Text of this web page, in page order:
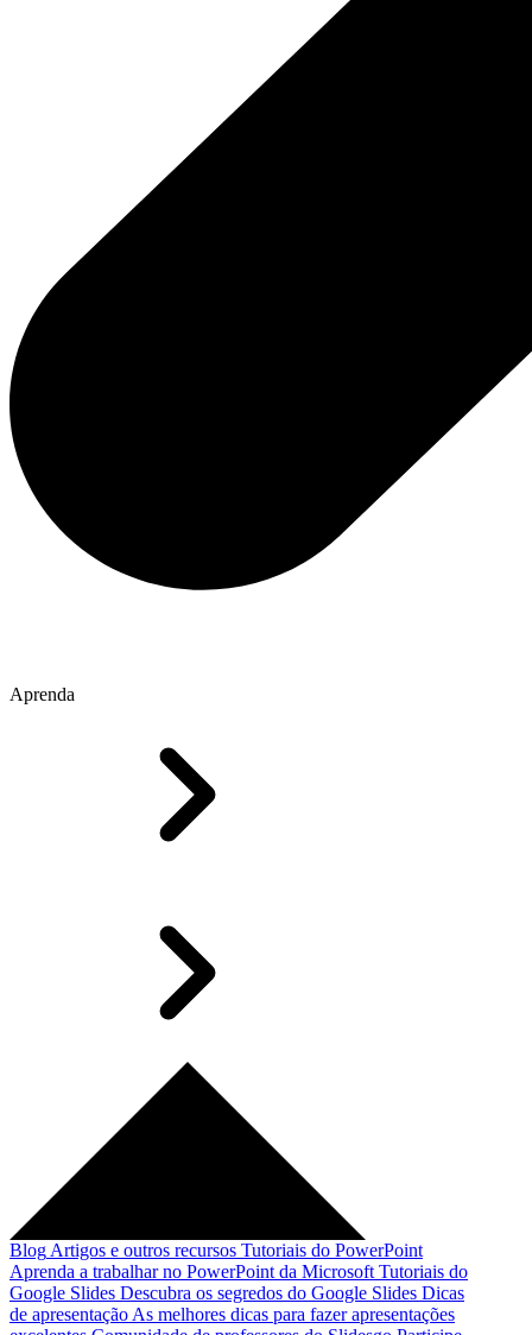
Aprenda
Blog Artigos e outros recursos Tutoriais do PowerPoint
Aprenda a trabalhar no PowerPoint da Microsoft Tutoriais do
Google Slides Descubra os segredos do Google Slides Dicas
de apresentação As melhores dicas para fazer apresentações